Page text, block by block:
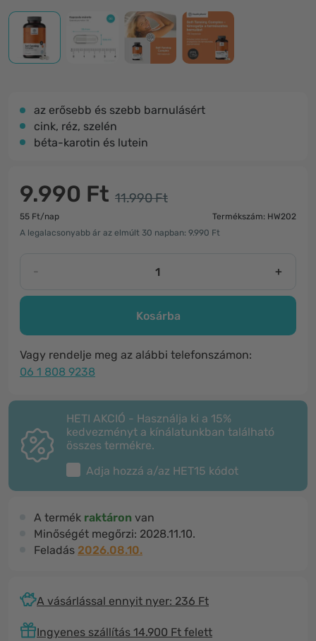
az erősebb és szebb barnulásért
cink, réz, szelén
béta-karotin és lutein
9.990 Ft 11.990 Ft
55 Ft/nap
Termékszám: HW202
A legalacsonyabb ár az elmúlt 30 napban: 9.990 Ft
- +
Kosárba
Vagy rendelje meg az alábbi telefonszámon:
06 1 808 9238
HETI AKCIÓ - Használja ki a 15%
kedvezményt a kínálatunkban található
összes termékre.
Adja hozzá a/az HET15 kódot
A termék raktáron van
Minőségét megőrzi: 2028.11.10.
Feladás 2026.08.10.
A vásárlással ennyit nyer: 236 Ft
Ingyenes szállítás 14.900 Ft felett